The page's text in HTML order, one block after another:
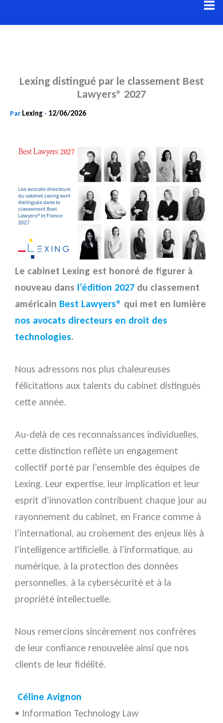
au
Lexing distingué par le classement Best
Lawyers® 2027
Par Lexing - 12/06/2026
Le cabinet Lexing est honoré de figurer à
nouveau dans l’édition 2027 du classement
américain Best Lawyers® qui met en lumière
nos avocats directeurs en droit des
technologies.
Nous adressons nos plus chaleureuses
félicitations aux talents du cabinet distingués
cette année.
Au-delà de ces reconnaissances individuelles,
cette distinction reflète un engagement
collectif porté par l’ensemble des équipes de
Lexing. Leur expertise, leur implication et leur
esprit d’innovation contribuent chaque jour au
rayonnement du cabinet, en France comme à
l’international, au croisement des enjeux liés à
l’intelligence artificielle, à l’informatique, au
numérique, à la protection des données
personnelles, à la cybersécurité et à la
propriété intellectuelle.
Nous remercions sincèrement nos confrères
de leur confiance renouvelée ainsi que nos
clients de leur fidélité.
Céline Avignon
• Information Technology Law